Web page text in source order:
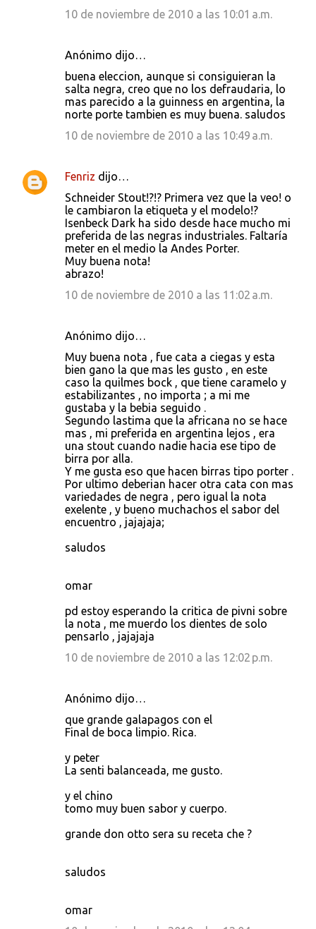
10 de noviembre de 2010 a las 10:01 a.m.
Anónimo dijo…
buena eleccion, aunque si consiguieran la
salta negra, creo que no los defraudaria, lo
mas parecido a la guinness en argentina, la
norte porte tambien es muy buena. saludos
10 de noviembre de 2010 a las 10:49 a.m.
Fenriz dijo…
Schneider Stout!?!? Primera vez que la veo! o
le cambiaron la etiqueta y el modelo!?
Isenbeck Dark ha sido desde hace mucho mi
preferida de las negras industriales. Faltaría
meter en el medio la Andes Porter.
Muy buena nota!
abrazo!
10 de noviembre de 2010 a las 11:02 a.m.
Anónimo dijo…
Muy buena nota , fue cata a ciegas y esta
bien gano la que mas les gusto , en este
caso la quilmes bock , que tiene caramelo y
estabilizantes , no importa ; a mi me
gustaba y la bebia seguido .
Segundo lastima que la africana no se hace
mas , mi preferida en argentina lejos , era
una stout cuando nadie hacia ese tipo de
birra por alla.
Y me gusta eso que hacen birras tipo porter .
Por ultimo deberian hacer otra cata con mas
variedades de negra , pero igual la nota
exelente , y bueno muchachos el sabor del
encuentro , jajajaja;
saludos
omar
pd estoy esperando la critica de pivni sobre
la nota , me muerdo los dientes de solo
pensarlo , jajajaja
10 de noviembre de 2010 a las 12:02 p.m.
Anónimo dijo…
que grande galapagos con el
Final de boca limpio. Rica.
y peter
La senti balanceada, me gusto.
y el chino
tomo muy buen sabor y cuerpo.
grande don otto sera su receta che ?
saludos
omar